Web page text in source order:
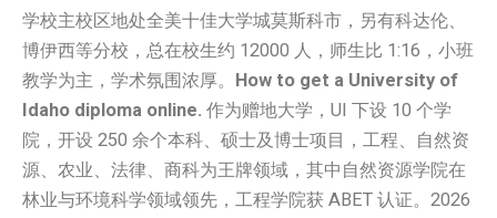
学校主校区地处全美十佳大学城莫斯科市，另有科达伦、
博伊西等分校，总在校生约 12000 人，师生比 1:16，小班
教学为主，学术氛围浓厚。 How to get a University of
Idaho diploma online. 作为赠地大学，UI 下设 10 个学
院，开设 250 余个本科、硕士及博士项目，工程、自然资
源、农业、法律、商科为王牌领域，其中自然资源学院在
林业与环境科学领域领先，工程学院获 ABET 认证。2026